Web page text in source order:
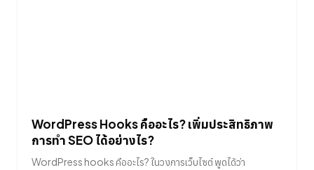
WordPress Hooks คืออะไร? เพิ่มประสิทธิภาพ
การทำ SEO ได้อย่างไร?
WordPress hooks คืออะไร? ในวงการเว็บไซต์ พูดได้ว่า